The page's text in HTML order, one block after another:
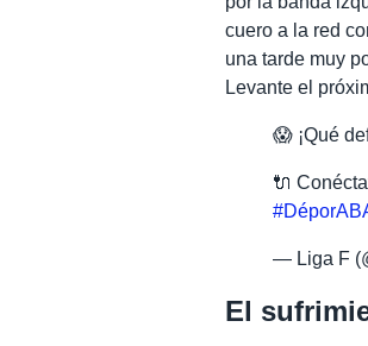
cuero a la red
una tarde muy
Levante el
😱 ¡Qué
🔌
— Liga F
El